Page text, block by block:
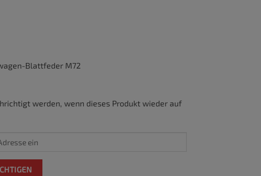
Blattfeder M72
werden, wenn dieses Produkt wieder auf